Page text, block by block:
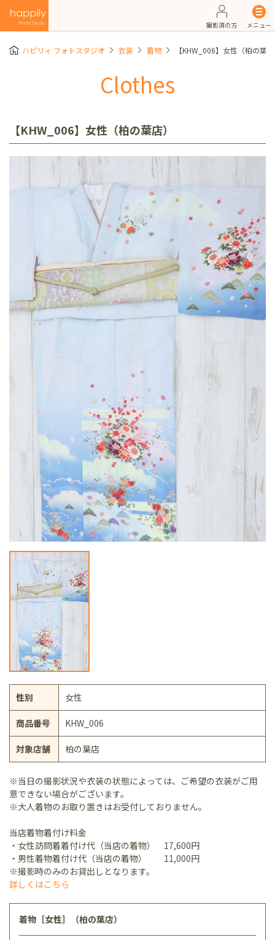
撮影済の方 メニュー
ハピリィ フォトスタジオ 衣装 着物 【KHW_006】女性（柏の葉
Clothes
【KHW_006】女性（柏の葉店）
性別 女性
商品番号 KHW_006
対象店舗 柏の葉店
※当日の撮影状況や衣装の状態によっては、ご希望の衣装がご用
意できない場合がございます。
※大人着物のお取り置きはお受付しておりません。
当店着物着付け料金
・女性訪問着着付け代（当店の着物） 17,600円
・男性着物着付け代（当店の着物） 11,000円
※撮影時のみのお貸出しとなります。
詳しくはこちら
着物［女性］（柏の葉店）